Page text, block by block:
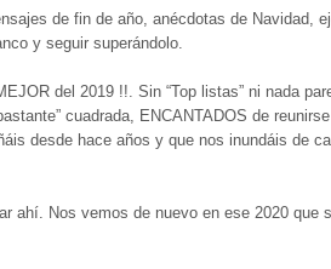
de fin de año, anécdotas de Navidad,
y seguir superándolo.
del 2019 !!. Sin “Top listas” ni nada
cuadrada, ENCANTADOS de
desde hace años y que nos inundáis de
ahí. Nos vemos de nuevo en ese 2020 que